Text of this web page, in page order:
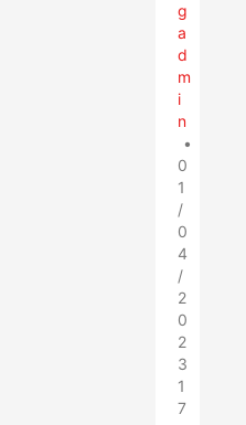
g
a
d
m
i
n
•
0
1
/
0
4
/
2
0
2
3
1
7